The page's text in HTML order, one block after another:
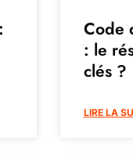
Code
: le
clés ?
LIRE LA